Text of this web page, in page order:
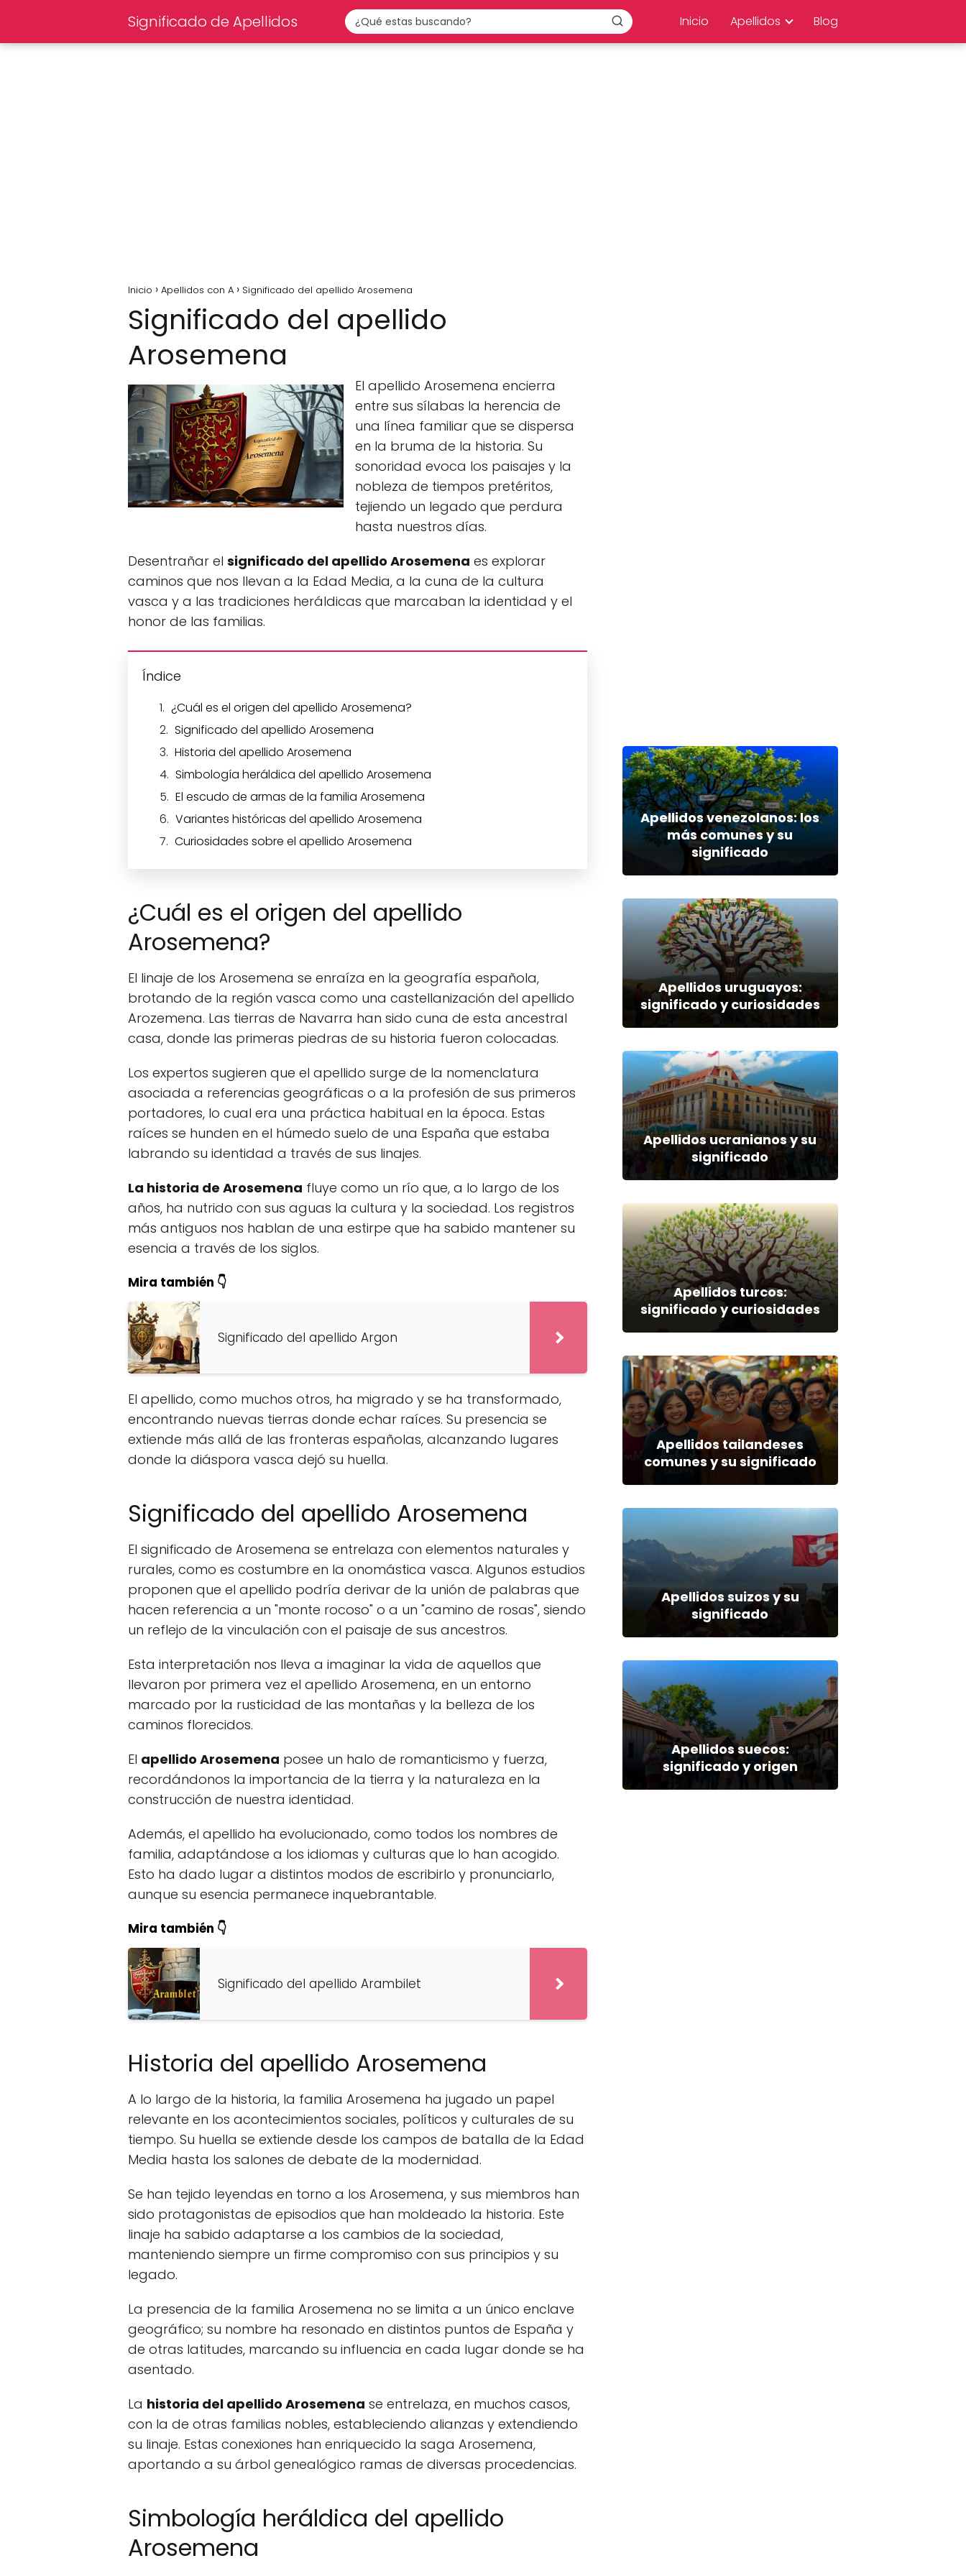
Significado de Apellidos Inicio Apellidos Blog
Inicio Apellidos con A Significado del apellido Arosemena
Significado del apellido
Arosemena
El apellido Arosemena encierra
entre sus sílabas la herencia de
una línea familiar que se dispersa
en la bruma de la historia. Su
sonoridad evoca los paisajes y la
nobleza de tiempos pretéritos,
tejiendo un legado que perdura
hasta nuestros días.
Desentrañar el significado del apellido Arosemena es explorar
caminos que nos llevan a la Edad Media, a la cuna de la cultura
vasca y a las tradiciones heráldicas que marcaban la identidad y el
honor de las familias.
Índice
¿Cuál es el origen del apellido Arosemena?
Significado del apellido Arosemena
Historia del apellido Arosemena
Simbología heráldica del apellido Arosemena
El escudo de armas de la familia Arosemena
Variantes históricas del apellido Arosemena
Curiosidades sobre el apellido Arosemena
¿Cuál es el origen del apellido
Arosemena?
El linaje de los Arosemena se enraíza en la geografía española,
brotando de la región vasca como una castellanización del apellido
Arozemena. Las tierras de Navarra han sido cuna de esta ancestral
casa, donde las primeras piedras de su historia fueron colocadas.
Los expertos sugieren que el apellido surge de la nomenclatura
asociada a referencias geográficas o a la profesión de sus primeros
portadores, lo cual era una práctica habitual en la época. Estas
raíces se hunden en el húmedo suelo de una España que estaba
labrando su identidad a través de sus linajes.
La historia de Arosemena fluye como un río que, a lo largo de los
años, ha nutrido con sus aguas la cultura y la sociedad. Los registros
más antiguos nos hablan de una estirpe que ha sabido mantener su
esencia a través de los siglos.
Mira también 👇
Significado del apellido Argon
El apellido, como muchos otros, ha migrado y se ha transformado,
encontrando nuevas tierras donde echar raíces. Su presencia se
extiende más allá de las fronteras españolas, alcanzando lugares
donde la diáspora vasca dejó su huella.
Significado del apellido Arosemena
El significado de Arosemena se entrelaza con elementos naturales y
rurales, como es costumbre en la onomástica vasca. Algunos estudios
proponen que el apellido podría derivar de la unión de palabras que
hacen referencia a un "monte rocoso" o a un "camino de rosas", siendo
un reflejo de la vinculación con el paisaje de sus ancestros.
Esta interpretación nos lleva a imaginar la vida de aquellos que
llevaron por primera vez el apellido Arosemena, en un entorno
marcado por la rusticidad de las montañas y la belleza de los
caminos florecidos.
El apellido Arosemena posee un halo de romanticismo y fuerza,
recordándonos la importancia de la tierra y la naturaleza en la
construcción de nuestra identidad.
Además, el apellido ha evolucionado, como todos los nombres de
familia, adaptándose a los idiomas y culturas que lo han acogido.
Esto ha dado lugar a distintos modos de escribirlo y pronunciarlo,
aunque su esencia permanece inquebrantable.
Mira también 👇
Significado del apellido Arambilet
Historia del apellido Arosemena
A lo largo de la historia, la familia Arosemena ha jugado un papel
relevante en los acontecimientos sociales, políticos y culturales de su
tiempo. Su huella se extiende desde los campos de batalla de la Edad
Media hasta los salones de debate de la modernidad.
Se han tejido leyendas en torno a los Arosemena, y sus miembros han
sido protagonistas de episodios que han moldeado la historia. Este
linaje ha sabido adaptarse a los cambios de la sociedad,
manteniendo siempre un firme compromiso con sus principios y su
legado.
La presencia de la familia Arosemena no se limita a un único enclave
geográfico; su nombre ha resonado en distintos puntos de España y
de otras latitudes, marcando su influencia en cada lugar donde se ha
asentado.
La historia del apellido Arosemena se entrelaza, en muchos casos,
con la de otras familias nobles, estableciendo alianzas y extendiendo
su linaje. Estas conexiones han enriquecido la saga Arosemena,
aportando a su árbol genealógico ramas de diversas procedencias.
Simbología heráldica del apellido
Arosemena
Apellidos venezolanos: los
más comunes y su
significado
Apellidos uruguayos:
significado y curiosidades
Apellidos ucranianos y su
significado
Apellidos turcos:
significado y curiosidades
Apellidos tailandeses
comunes y su significado
Apellidos suizos y su
significado
Apellidos suecos:
significado y origen